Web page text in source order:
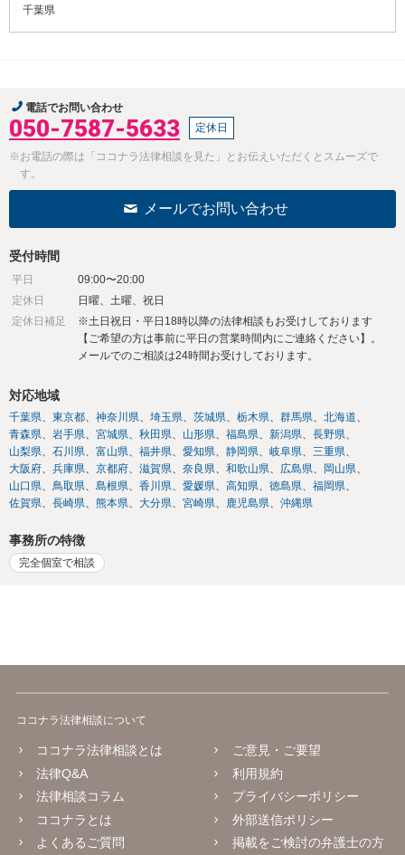
千葉県
電話でお問い合わせ
050-7587-5633 定休日
※お電話の際は「ココナラ法律相談を見た」とお伝えいただくとスムーズで
す。
メールでお問い合わせ
受付時間
平日
09:00〜20:00
定休日
日曜、土曜、祝日
定休日補足
※土日祝日・平日18時以降の法律相談もお受けしております
【ご希望の方は事前に平日の営業時間内にご連絡ください】。
メールでのご相談は24時間お受けしております。
対応地域
千葉県 東京都 神奈川県 埼玉県 茨城県 栃木県 群馬県
北海道
青森県
岩手県 宮城県 秋田県 山形県 福島県 新潟県
長野県
山梨県
石川県 富山県 福井県 愛知県 静岡県 岐阜県
三重県
大阪府
兵庫県 京都府 滋賀県 奈良県 和歌山県 広島県
岡山県
山口県
鳥取県 島根県 香川県 愛媛県 高知県 徳島県
福岡県
佐賀県
長崎県 熊本県 大分県 宮崎県 鹿児島県 沖縄県
事務所の特徴
完全個室で相談
ココナラ法律相談について
ココナラ法律相談とは
法律Q&A
法律相談コラム
ココナラとは
よくあるご質問
ご意見・ご要望
利用規約
プライバシーポリシー
外部送信ポリシー
掲載をご検討の弁護士の方